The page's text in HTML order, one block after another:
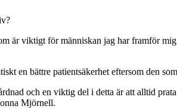
är viktigt för människan jag har framför
en bättre patientsäkerhet eftersom den
och en viktig del i detta är att alltid
Mjörnell.